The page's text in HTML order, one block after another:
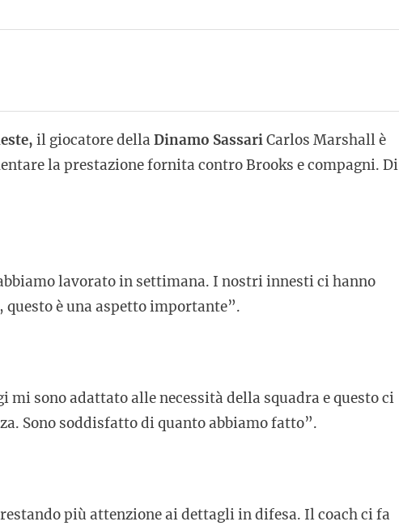
il giocatore della Dinamo SassariCarlos Marshall è
la prestazione fornita contro Brooks e compagni. Di
lavorato in settimana. I nostri innesti ci hanno
è una aspetto importante”.
mi sono adattato alle necessità della squadra e questo ci
Sono soddisfatto di quanto abbiamo fatto”.
più attenzione ai dettagli in difesa. Il coach ci fa